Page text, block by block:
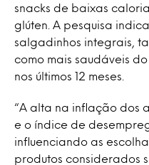
snacks de baixas
glúten. A pesquisa
salgadinhos integrais,
como mais saudáveis
nos últimos 12 meses.
“A alta na inflação dos
e o índice de
influenciando as
produtos considerados